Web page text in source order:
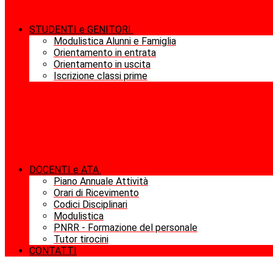
STUDENTI e GENITORI
Modulistica Alunni e Famiglia
Orientamento in entrata
Orientamento in uscita
Iscrizione classi prime
DOCENTI e ATA
Piano Annuale Attività
Orari di Ricevimento
Codici Disciplinari
Modulistica
PNRR - Formazione del personale
Tutor tirocini
CONTATTI